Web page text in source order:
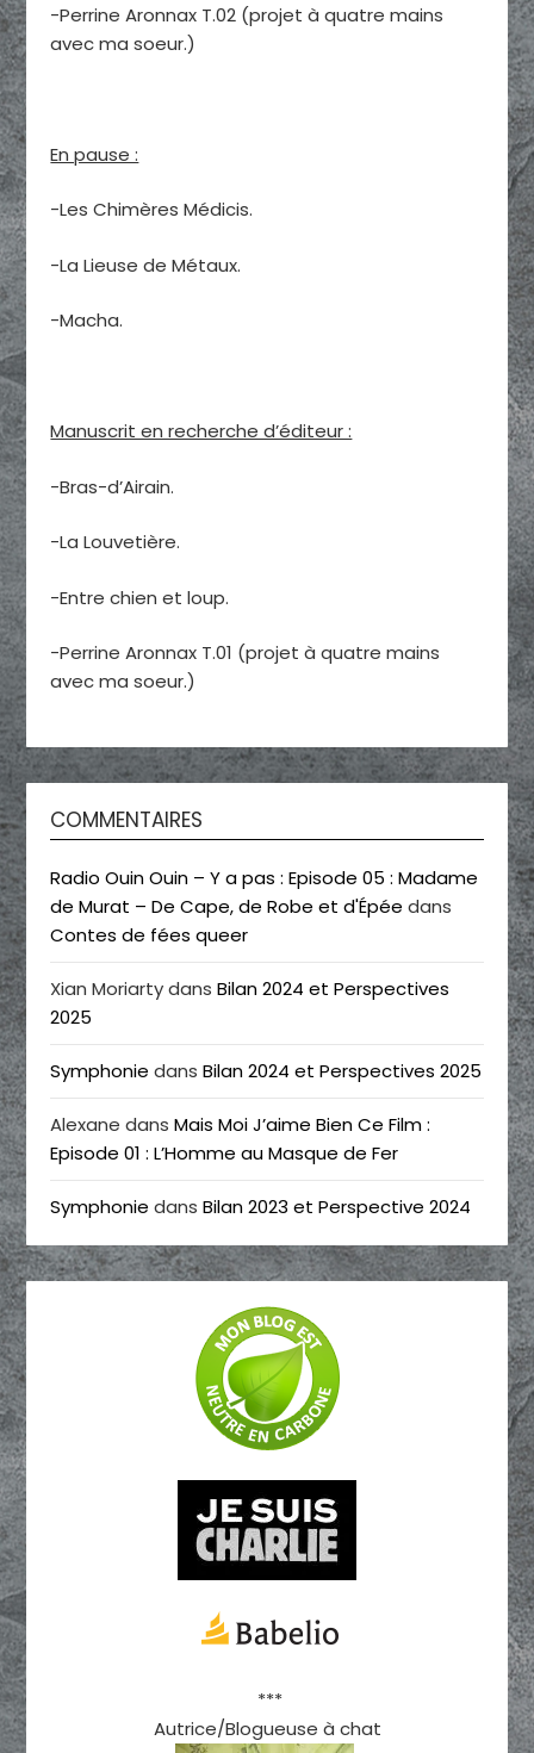
-Perrine Aronnax T.02 (projet à quatre mains
avec ma soeur.)
En pause :
-Les Chimères Médicis.
-La Lieuse de Métaux.
-Macha.
Manuscrit en recherche d’éditeur :
-Bras-d’Airain.
-La Louvetière.
-Entre chien et loup.
-Perrine Aronnax T.01 (projet à quatre mains
avec ma soeur.)
COMMENTAIRES
Radio Ouin Ouin – Y a pas : Episode 05 : Madame
de Murat – De Cape, de Robe et d'Épée dans
Contes de fées queer
Xian MoriartydansBilan 2024 et Perspectives
2025
Symphonie dansBilan 2024 et Perspectives 2025
Alexane dansMais Moi J’aime Bien Ce Film :
Episode 01 : L’Homme au Masque de Fer
Symphonie dansBilan 2023 et Perspective 2024
***
Autrice/Blogueuse à chat